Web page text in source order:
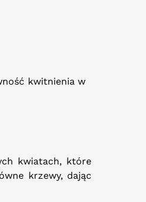
kwitnienia w
kwiatach, które
krzewy, dając